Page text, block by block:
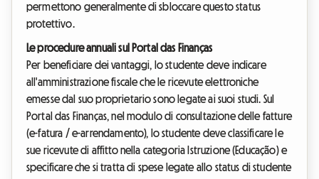
permettono generalmente di sbloccare questo status
protettivo.
Le procedure annuali sul Portal das Finanças
Per beneficiare dei vantaggi, lo studente deve indicare
all'amministrazione fiscale che le ricevute elettroniche
emesse dal suo proprietario sono legate ai suoi studi. Sul
Portal das Finanças, nel modulo di consultazione delle fatture
(e-fatura / e-arrendamento), lo studente deve classificare le
sue ricevute di affitto nella categoria Istruzione (Educação) e
specificare che si tratta di spese legate allo status di studente